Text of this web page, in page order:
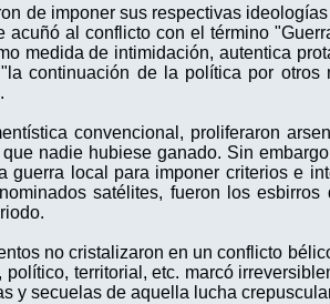
de imponer sus respectivas
acuñó al conflicto con el término
medida de intimidación, autentica
continuación de la política por
convencional, proliferaron
nadie hubiese ganado. Sin
guerra local para imponer criterios e
satélites, fueron los
no cristalizaron en un conflicto
territorial, etc. marcó
y secuelas de aquella lucha